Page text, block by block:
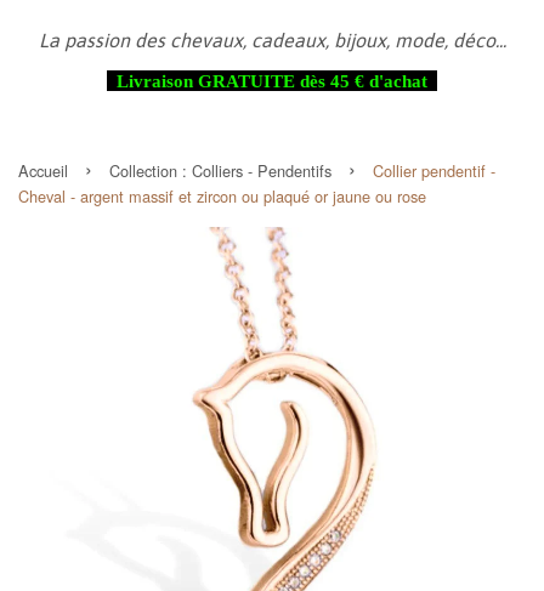
La passion des chevaux, cadeaux, bijoux, mode, déco...
Livraison GRATUITE dès 45 € d'achat
Accueil › Collection : Colliers - Pendentifs ›
Collier pendentif -
Cheval - argent massif et zircon ou plaqué or jaune ou rose